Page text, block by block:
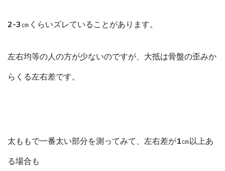
2-3㎝くらいズレていることがあります。
左右均等の人の方が少ないのですが、大抵は骨盤の歪みか
らくる左右差です。
太ももで一番太い部分を測ってみて、左右差が1㎝以上あ
る場合も